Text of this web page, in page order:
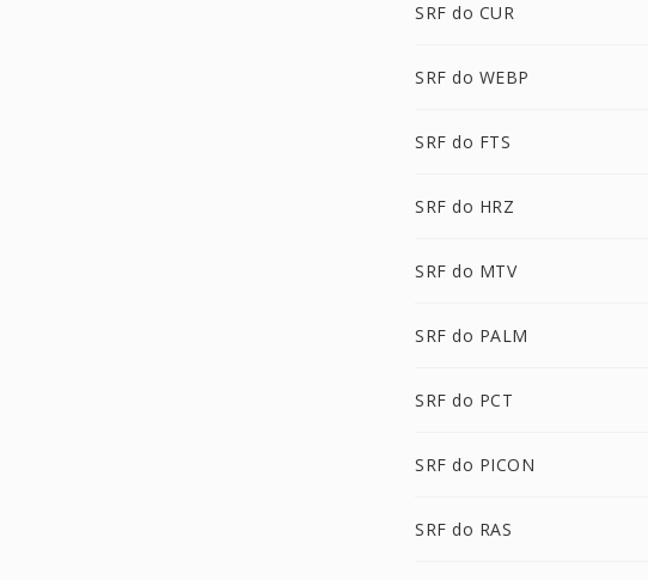
SRF do CUR
SRF do WEBP
SRF do FTS
SRF do HRZ
SRF do MTV
SRF do PALM
SRF do PCT
SRF do PICON
SRF do RAS